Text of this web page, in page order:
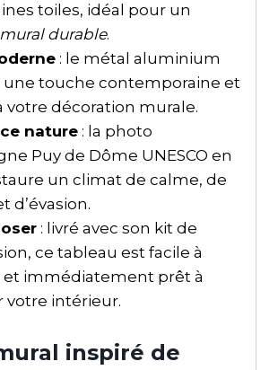
toiles, idéal pour un
durable.
: le métal aluminium
touche contemporaine et
votre décoration murale.
nature: la photo
Puy de Dôme UNESCO en
un climat de calme, de
d’évasion.
: livré avec son kit de
ce tableau est facile à
et immédiatement prêt à
votre intérieur.
inspiré de